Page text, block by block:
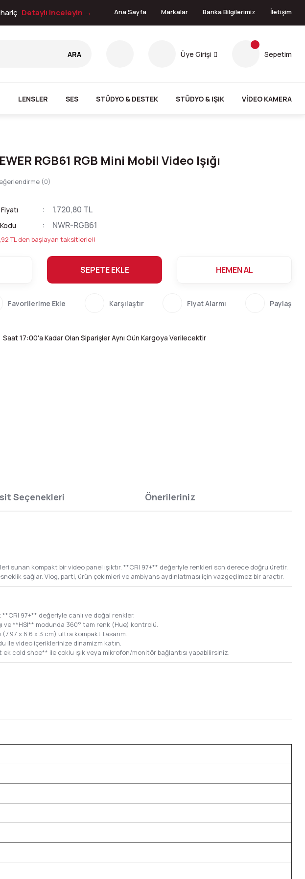
Detaylı inceleyin → Ana Sayfa Markalar Banka Bilgilerimiz İletişim
ARA Üye Girişi Sepetim
LENSLER SES STÜDYO & DESTEK STÜDYO & IŞIK VİDEO KAMERA
RGB61 RGB Mini Mobil Video Işığı
(0)
1.720,80 TL
NWR-RGB61
TL den başlayan taksitlerle!!
SEPETE EKLE HEMEN AL
Karşılaştır Fiyat Alarmı Paylaş
Saat 17:00'a Kadar Olan Siparişler Aynı Gün Kargoya Verilecektir
Seçenekleri Önerileriniz
sunan kompakt bir video panel ışıktır. **CRI 97+** değeriyle renkleri son derece doğru üretir.
sağlar. Vlog, parti, ürün çekimleri ve ambiyans aydınlatması için vazgeçilmez bir araçtır.
97+** değeriyle canlı ve doğal renkler.
ve **HSI** modunda 360° tam renk (Hue) kontrolü.
x 6.6 x 3 cm) ultra kompakt tasarım.
ile video içeriklerinize dinamizm katın.
cold shoe** ile çoklu ışık veya mikrofon/monitör bağlantısı yapabilirsiniz.